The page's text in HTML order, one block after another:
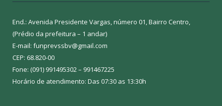
End.: Avenida Presidente Vargas, número 01, Bairro Centro,
(Prédio da prefeitura – 1 andar)
E-mail: funprevssbv@gmail.com
CEP: 68.820-00
Fone: (091) 991495302 – 991467225
Horário de atendimento: Das 07:30 as 13:30h